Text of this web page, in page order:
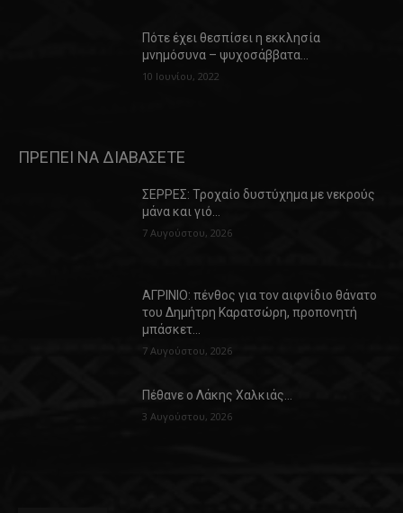
Πότε έχει θεσπίσει η εκκλησία
μνημόσυνα – ψυχοσάββατα…
10 Ιουνίου, 2022
ΠΡΕΠΕΙ ΝΑ ΔΙΑΒΑΣΕΤΕ
ΣΕΡΡΕΣ: Τροχαίο δυστύχημα με νεκρούς
μάνα και γιό…
7 Αυγούστου, 2026
ΑΓΡΙΝΙΟ: πένθος για τον αιφνίδιο θάνατο
του Δημήτρη Καρατσώρη, προπονητή
μπάσκετ…
7 Αυγούστου, 2026
Πέθανε ο Λάκης Χαλκιάς…
3 Αυγούστου, 2026